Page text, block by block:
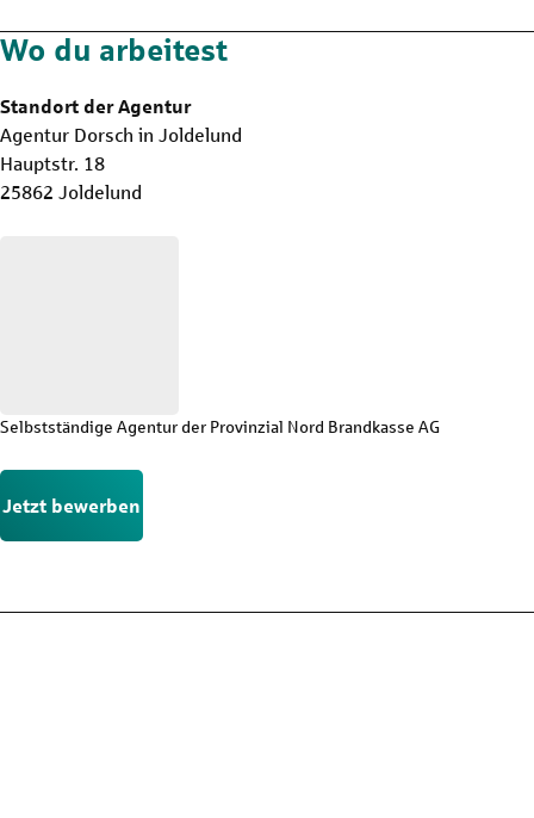
Wo du arbeitest
Standort der Agentur
Agentur Dorsch in Joldelund
Hauptstr. 18
25862 Joldelund
Selbstständige Agentur der Provinzial Nord Brandkasse AG
Jetzt bewerben